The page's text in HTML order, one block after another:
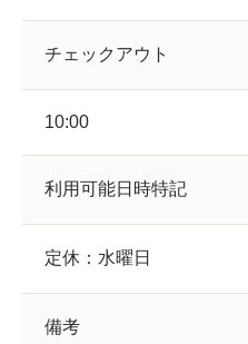
チェックアウト
10:00
利用可能日時特記
定休：水曜日
備考